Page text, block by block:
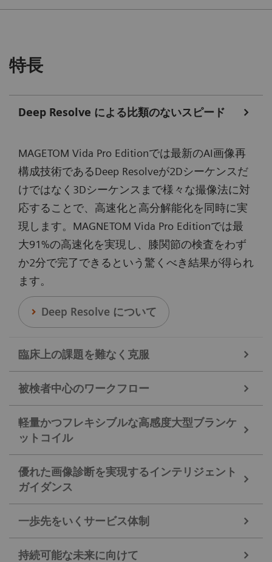
特長
Deep Resolve による比類のないスピード
MAGETOM Vida Pro Editionでは最新のAI画像再
構成技術であるDeep Resolveが2Dシーケンスだ
けではなく3Dシーケンスまで様々な撮像法に対
応することで、高速化と高分解能化を同時に実
現します。MAGNETOM Vida Pro Editionでは最
大91%の高速化を実現し、膝関節の検査をわず
か2分で完了できるという驚くべき結果が得られ
ます。
Deep Resolve について
臨床上の課題を難なく克服
臨床上の課題が複雑化するなか、MAGNETOM Vida
Pro Editionがその先頭に立ちます。革新的な画像診
断技術の進化により、多くの被検者に高度な画像診
断の恩恵を届けます。Compressed Sensing GRASP-
VIBEにより自由呼吸下での肝臓検査が臨床で実用が
可能です。
Compressed Sensing Cardiac CineやHeart Freeze
ける心臓MRI検査も実現します。MRIを動きに弱い
被検者中心のワークフロー
MAGENTOM Vida Pro EditionにはBioMatrix
Technologyという被検者に応じて柔軟に対応する技
術が多数搭載されています。コイルは軽量かつ柔軟
で、様々なセンサーを搭載し、非接触で同期撮像も
実現するMAGENTOM Vida Pro Editionを用いること
で、画像診断の質の向上だけでなく、検査をうける
軽量かつフレキシブルな高感度大型ブランケ
ットコイル
BioMatrix Contour XLコイル
大型ブランケットコイルに見られる発熱の影響は、
中央に空気孔を設けることで放熱を考慮した設計に
なっています。
優れた画像診断を実現するインテリジェント
ガイダンス
検査のスループット向上を実現するためには、AIを
活用したインテリジェントガイダンスの重要性が増
一歩先をいくサービス体制
持続可能な未来に向けて